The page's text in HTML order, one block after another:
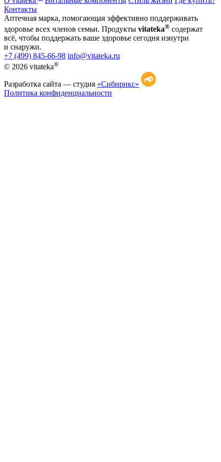
Контакты
Аптечная марка, помогающая эффективно поддерживать
здоровье всех членов семьи. Продукты vitateka® содержат
всё, чтобы поддержать ваше здоровье сегодня изнутри
и снаружи.
+7 (499) 845-66-98 info@vitateka.ru
© 2026 vitateka®
Разработка сайта — студия «Сибирикс»
Политика конфиденциальности